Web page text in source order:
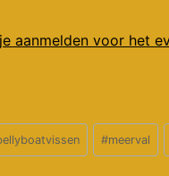
aanmelden voor het
#meerval